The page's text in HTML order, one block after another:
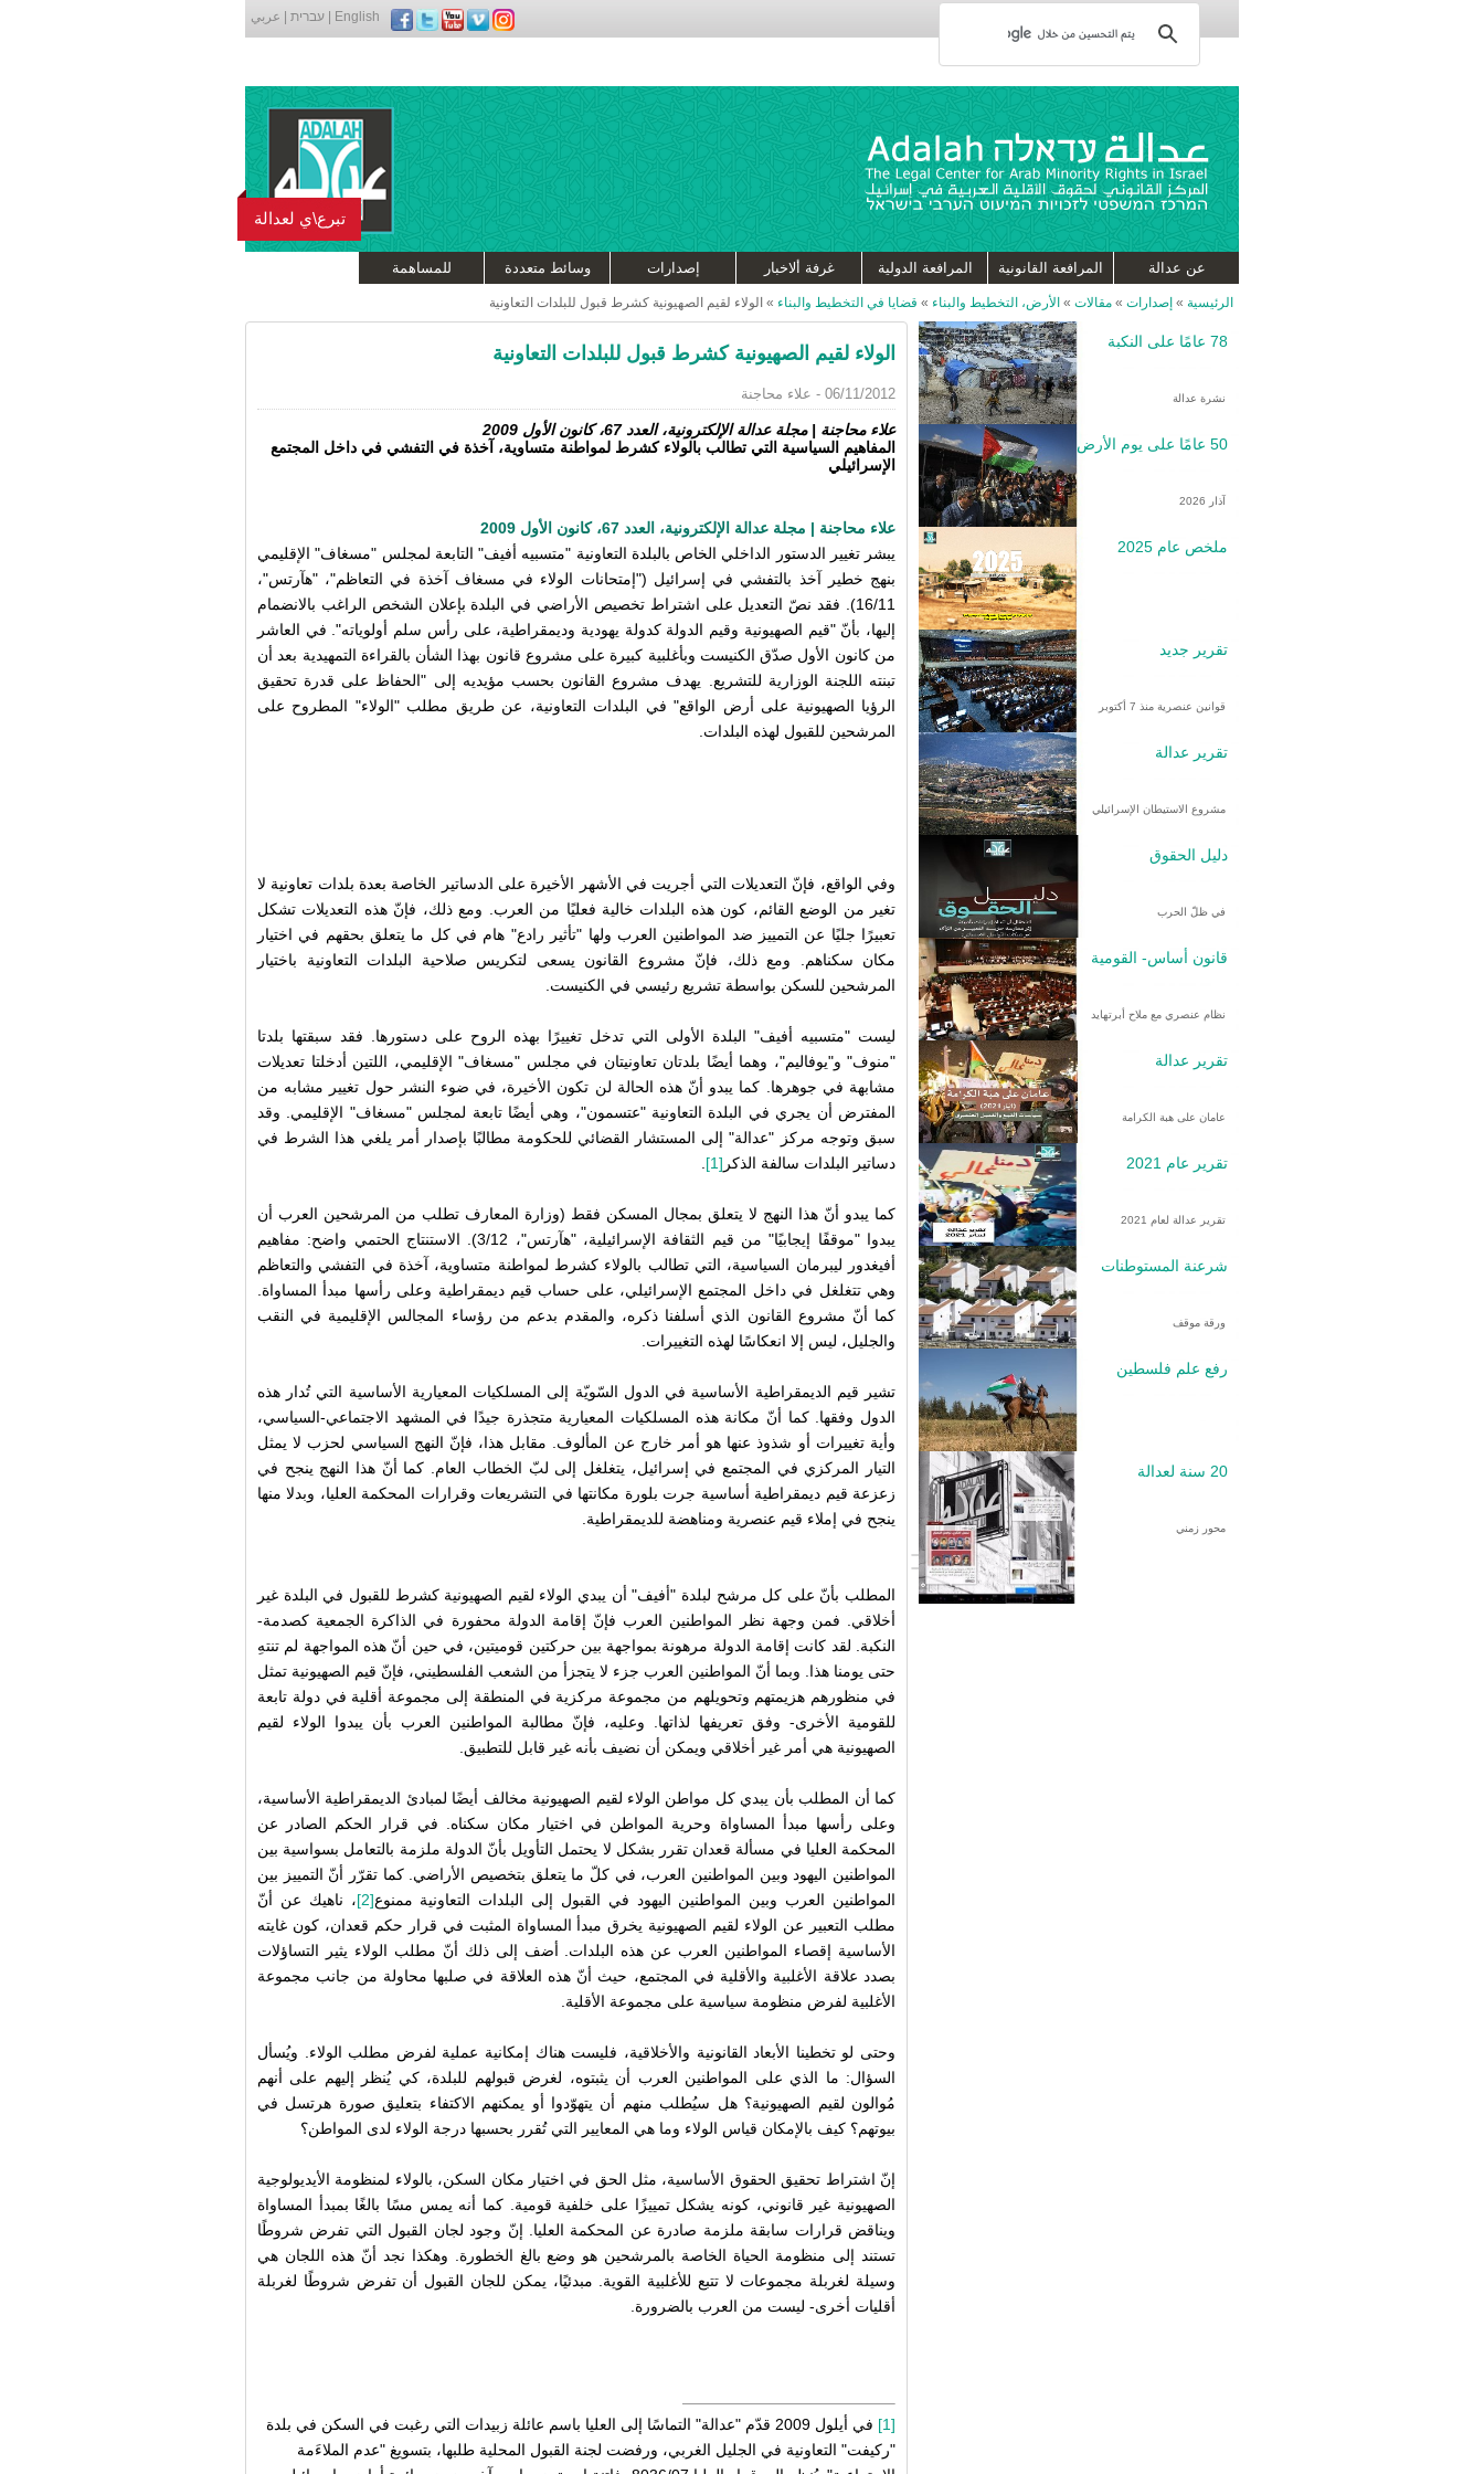
English עברית عربي
عن عدالة المرافعة القانونية المرافعة الدولية غرفة ألاخبار إصدارات وسائط متعددة للمساهمة
تبرع\ي لعدالة
الرئيسية » إصدارات » مقالات » الأرض، التخطيط والبناء » قضايا في التخطيط والبناء » الولاء لقيم الصهيونية كشرط قبول للبلدات التعاونية
78 عامًا على النكبة
نشرة عدالة
50 عامًا على يوم الأرض
آذار 2026
ملخص عام 2025
تقرير جديد
قوانين عنصرية منذ 7 أكتوبر
تقرير عدالة
مشروع الاستيطان الإسرائيلي
دليل الحقوق
في ظلّ الحرب
قانون أساس- القومية
نظام عنصري مع ملاح أبرتهايد
تقرير عدالة
عامان على هبة الكرامة
تقرير عام 2021
تقرير عدالة لعام 2021
شرعنة المستوطنات
ورقة موقف
رفع علم فلسطين
20 سنة لعدالة
محور زمني
الولاء لقيم الصهيونية كشرط قبول للبلدات التعاونية
06/11/2012 - علاء محاجنة
علاء محاجنة | مجلة عدالة الإلكترونية، العدد 67، كانون الأول 2009
المفاهيم السياسية التي تطالب بالولاء كشرط لمواطنة متساوية، آخذة في التفشي في داخل المجتمع
الإسرائيلي
علاء محاجنة | مجلة عدالة الإلكترونية، العدد 67، كانون الأول 2009
يبشر تغيير الدستور الداخلي الخاص بالبلدة التعاونية "متسبيه أفيف" التابعة لمجلس "مسغاف" الإقليمي
بنهج خطير آخذ بالتفشي في إسرائيل ("إمتحانات الولاء في مسغاف آخذة في التعاظم"، "هآرتس"،
16/11).
فقد نصّ التعديل على اشتراط تخصيص الأراضي في البلدة بإعلان الشخص الراغب بالانضمام
إليها، بأنّ "قيم الصهيونية وقيم الدولة كدولة يهودية وديمقراطية، على رأس سلم أولوياته". في العاشر
من كانون الأول صدّق الكنيست وبأغلبية كبيرة على مشروع قانون بهذا الشأن بالقراءة التمهيدية بعد أن
تبنته اللجنة الوزارية للتشريع. يهدف مشروع القانون بحسب مؤيديه إلى "الحفاظ على قدرة تحقيق
الرؤيا الصهيونية على أرض الواقع" في البلدات التعاونية، عن طريق مطلب "الولاء" المطروح على
المرشحين للقبول لهذه البلدات.
وفي الواقع، فإنّ التعديلات التي أجريت في الأشهر الأخيرة على الدساتير الخاصة بعدة بلدات تعاونية لا
تغير من الوضع القائم، كون هذه البلدات خالية فعليًا من العرب. ومع ذلك، فإنّ هذه التعديلات تشكل
تعبيرًا جليًا عن التمييز ضد المواطنين العرب ولها "تأثير رادع" هام في كل ما يتعلق بحقهم في اختيار
مكان سكناهم. ومع ذلك، فإنّ مشروع القانون يسعى لتكريس صلاحية البلدات التعاونية باختيار
المرشحين للسكن بواسطة تشريع رئيسي في الكنيست.
ليست "متسبيه أفيف" البلدة الأولى التي تدخل تغييرًا بهذه الروح على دستورها. فقد سبقتها بلدتا
"منوف" و"يوفاليم"، وهما أيضًا بلدتان تعاونيتان في مجلس "مسغاف" الإقليمي، اللتين أدخلتا تعديلات
مشابهة في جوهرها. كما يبدو أنّ هذه الحالة لن تكون الأخيرة، في ضوء النشر حول تغيير مشابه من
المفترض أن يجري في البلدة التعاونية "عتسمون"، وهي أيضًا تابعة لمجلس "مسغاف" الإقليمي. وقد
سبق وتوجه مركز "عدالة" إلى المستشار القضائي للحكومة مطالبًا بإصدار أمر يلغي هذا الشرط في
دساتير البلدات سالفة الذكر [1]
كما يبدو أنّ هذا النهج لا يتعلق بمجال المسكن فقط (وزارة المعارف تطلب من المرشحين العرب أن
يبدوا "موقفًا إيجابيًا" من قيم الثقافة الإسرائيلية، "هآرتس"، 3/12). الاستنتاج الحتمي واضح: مفاهيم
أفيغدور ليبرمان السياسية، التي تطالب بالولاء كشرط لمواطنة متساوية، آخذة في التفشي والتعاظم
وهي تتغلغل في داخل المجتمع الإسرائيلي، على حساب قيم ديمقراطية وعلى رأسها مبدأ المساواة.
كما أنّ مشروع القانون الذي أسلفنا ذكره، والمقدم بدعم من رؤساء المجالس الإقليمية في النقب
والجليل، ليس إلا انعكاسًا لهذه التغييرات.
تشير قيم الديمقراطية الأساسية في الدول السّويّة إلى المسلكيات المعيارية الأساسية التي تُدار هذه
الدول وفقها. كما أنّ مكانة هذه المسلكيات المعيارية متجذرة جيدًا في المشهد الاجتماعي-السياسي،
وأية تغييرات أو شذوذ عنها هو أمر خارج عن المألوف. مقابل هذا، فإنّ النهج السياسي لحزب لا يمثل
التيار المركزي في المجتمع في إسرائيل، يتغلغل إلى لبّ الخطاب العام. كما أنّ هذا النهج ينجح في
زعزعة قيم ديمقراطية أساسية جرت بلورة مكانتها في التشريعات وقرارات المحكمة العليا، وبدلا منها
ينجح في إملاء قيم عنصرية ومناهضة للديمقراطية.
المطلب بأنّ على كل مرشح لبلدة "أفيف" أن يبدي الولاء لقيم الصهيونية كشرط للقبول في البلدة غير
أخلاقي. فمن وجهة نظر المواطنين العرب فإنّ إقامة الدولة محفورة في الذاكرة الجمعية كصدمة-
النكبة. لقد كانت إقامة الدولة مرهونة بمواجهة بين حركتين قوميتين، في حين أنّ هذه المواجهة لم تنتهِ
حتى يومنا هذا. وبما أنّ المواطنين العرب جزء لا يتجزأ من الشعب الفلسطيني، فإنّ قيم الصهيونية تمثل
في منظورهم هزيمتهم وتحويلهم من مجموعة مركزية في المنطقة إلى مجموعة أقلية في دولة تابعة
للقومية الأخرى- وفق تعريفها لذاتها.
وعليه، فإنّ مطالبة المواطنين العرب بأن يبدوا الولاء لقيم
الصهيونية هي أمر غير أخلاقي ويمكن أن نضيف بأنه غير قابل للتطبيق.
كما أن المطلب بأن يبدي كل مواطن الولاء لقيم الصهيونية مخالف أيضًا لمبادئ الديمقراطية الأساسية،
وعلى رأسها مبدأ المساواة وحرية المواطن في اختيار مكان سكناه. في قرار الحكم الصادر عن
المحكمة العليا في مسألة قعدان تقرر بشكل لا يحتمل التأويل بأنّ الدولة ملزمة بالتعامل بسواسية بين
المواطنين اليهود وبين المواطنين العرب، في كلّ ما يتعلق بتخصيص الأراضي. كما تقرّر أنّ التمييز بين
المواطنين العرب وبين المواطنين اليهود في القبول إلى البلدات التعاونية ممنوع[2]
، ناهيك عن أنّ
مطلب التعبير عن الولاء لقيم الصهيونية يخرق مبدأ المساواة المثبت في قرار حكم قعدان، كون غايته
الأساسية إقصاء المواطنين العرب عن هذه البلدات. أضف إلى ذلك أنّ مطلب الولاء يثير التساؤلات
بصدد علاقة الأغلبية والأقلية في المجتمع، حيث أنّ هذه العلاقة في صلبها محاولة من جانب مجموعة
الأغلبية لفرض منظومة سياسية على مجموعة الأقلية.
وحتى لو تخطينا الأبعاد القانونية والأخلاقية، فليست هناك إمكانية عملية لفرض مطلب الولاء. ويُسأل
السؤال: ما الذي على المواطنين العرب أن يثبتوه، لغرض قبولهم للبلدة، كي يُنظر إليهم على أنهم
مُوالون لقيم الصهيونية؟ هل سيُطلب منهم أن يتهوّدوا أو يمكنهم الاكتفاء بتعليق صورة هرتسل في
بيوتهم؟ كيف بالإمكان قياس الولاء وما هي المعايير التي تُقرر بحسبها درجة الولاء لدى المواطن؟
إنّ اشتراط تحقيق الحقوق الأساسية، مثل الحق في اختيار مكان السكن، بالولاء لمنظومة الأيديولوجية
الصهيونية غير قانوني، كونه يشكل تمييزًا على خلفية قومية. كما أنه يمس مسًا بالغًا بمبدأ المساواة
ويناقض قرارات سابقة ملزمة صادرة عن المحكمة العليا. إنّ وجود لجان القبول التي تفرض شروطًا
تستند إلى منظومة الحياة الخاصة بالمرشحين هو وضع بالغ الخطورة. وهكذا نجد أنّ هذه اللجان هي
وسيلة لغربلة مجموعات لا تتبع للأغلبية القوية. مبدئيًا، يمكن للجان القبول أن تفرض شروطًا لغربلة
أقليات أخرى- ليست من العرب بالضرورة.
[1]
في أيلول 2009 قدّم "عدالة" التماسًا إلى العليا باسم عائلة زبيدات التي رغبت في السكن في بلدة
"ركيفت" التعاونية في الجليل الغربي، ورفضت لجنة القبول المحلية طلبها، بتسويغ "عدم الملاءَمة